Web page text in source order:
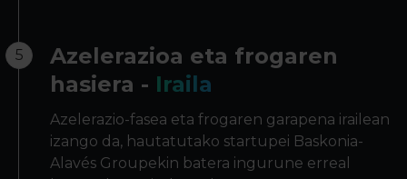
5
Azelerazioa eta frogaren
hasiera - Iraila
Azelerazio-fasea eta frogaren garapena irailean
izango da, hautatutako startupei Baskonia-
Alavés Groupekin batera ingurune erreal